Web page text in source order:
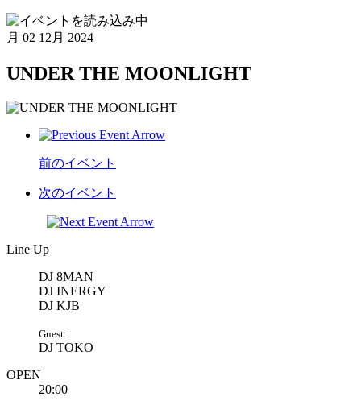
月 02 12月 2024
UNDER THE MOONLIGHT
前のイベント
次のイベント
Line Up
DJ 8MAN
DJ INERGY
DJ KJB
Guest:
DJ TOKO
OPEN
20:00